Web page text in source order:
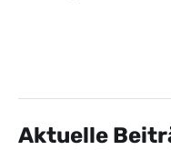
Aktuelle